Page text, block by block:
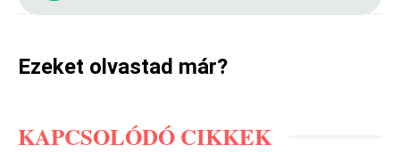
Ezeket olvastad már?
KAPCSOLÓDÓ CIKKEK